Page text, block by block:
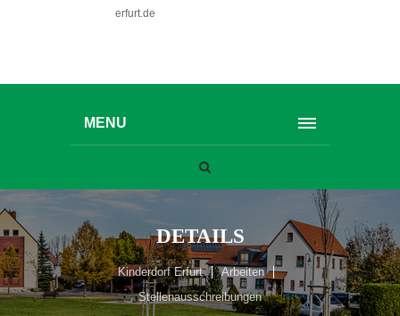
erfurt.de
MENU
DETAILS
Kinderdorf Erfurt
Arbeiten
Stellenausschreibungen